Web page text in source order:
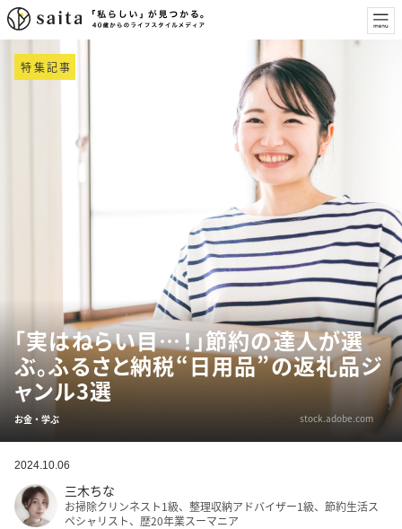
特集記事
「実はねらい目…！」節約の達人が選
ぶ。ふるさと納税“日用品”の返礼品ジ
ャンル3選
お金・学ぶ stock.adobe.com
2024.10.06
三木ちな
お掃除クリンネスト1級、整理収納アドバイザー1級、節約生活ス
ペシャリスト、歴20年業スーマニア